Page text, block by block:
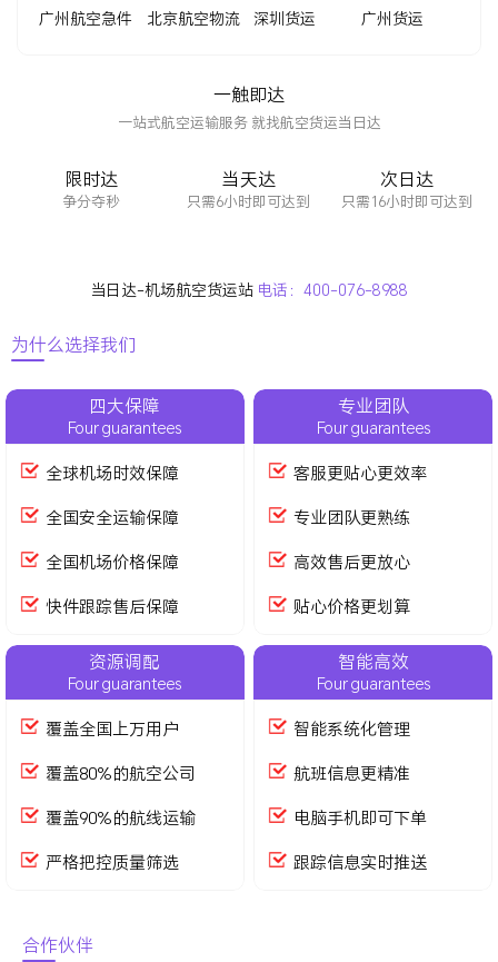
广州航空急件
北京航空物流 深圳货运 广州货运
一触即达
一站式航空运输服务 就找航空货运当日达
限时达
争分夺秒
当天达
只需6小时即可达到
次日达
只需16小时即可达到
当日达-机场航空货运站 电话： 400-076-8988
为什么选择我们
四大保障
Four guarantees
全球机场时效保障
全国安全运输保障
全国机场价格保障
快件跟踪售后保障
专业团队
Four guarantees
客服更贴心更效率
专业团队更熟练
高效售后更放心
贴心价格更划算
资源调配
Four guarantees
覆盖全国上万用户
覆盖80%的航空公司
覆盖90%的航线运输
严格把控质量筛选
智能高效
Four guarantees
智能系统化管理
航班信息更精准
电脑手机即可下单
跟踪信息实时推送
合作伙伴